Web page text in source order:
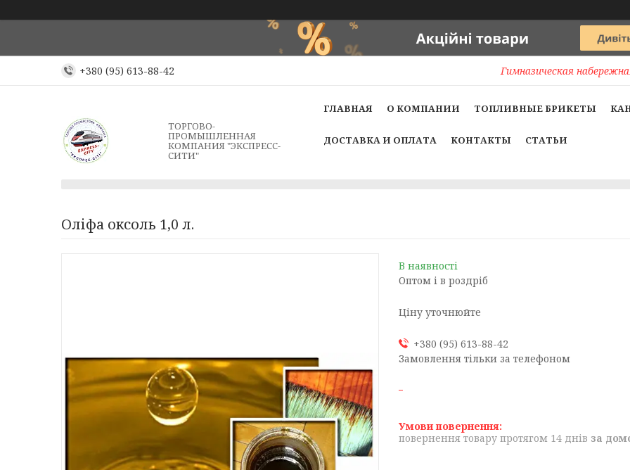
+380 (95) 613-88-42 Гимназическая
ТОРГОВО-
ПРОМЫШЛЕННАЯ
КОМПАНИЯ "ЭКСПРЕСС-
СИТИ"
ГЛАВНАЯ О КОМПАНИИ ТОПЛИВНЫЕ БРИКЕТЫ
ДОСТАВКА И ОПЛАТА КОНТАКТЫ СТАТЬИ
Оліфа оксоль 1,0 л.
В наявності
Оптом і в роздріб
Ціну уточнюйте
+380 (95) 613-88-42
Замовлення тільки за телефоном
повернення товару протягом 14 днів за